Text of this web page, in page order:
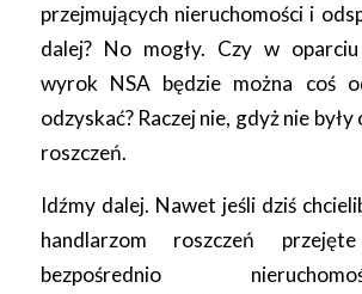
przejmujących nieruchomości i
dalej? No mogły. Czy w
wyrok NSA będzie można coś
odzyskać? Raczej nie, gdyż nie
roszczeń.
Idźmy dalej. Nawet jeśli dziś
handlarzom roszczeń
bezpośrednio